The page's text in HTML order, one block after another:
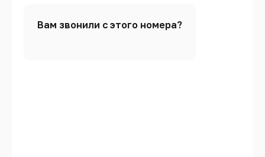
Вам звонили с этого номера?